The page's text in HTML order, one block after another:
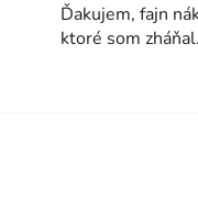
Ďakujem, fajn
ktoré som zháňal.